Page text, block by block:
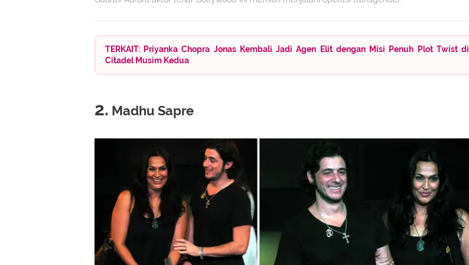
TERKAIT: Priyanka Chopra Jonas Kembali Jadi Agen Elit dengan Misi Penuh Plot Twist di
Citadel Musim Kedua
2. Madhu Sapre